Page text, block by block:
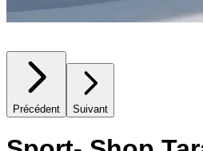
Précédent Suivant